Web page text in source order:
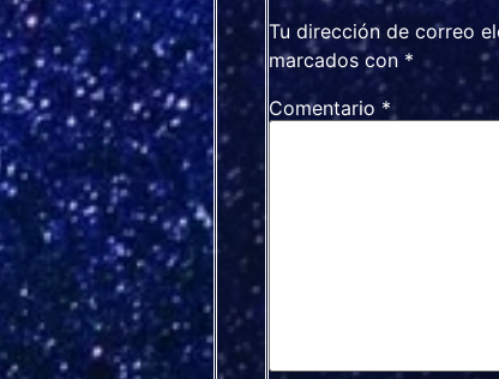
Tu dirección de correo
marcados con *
Comentario *